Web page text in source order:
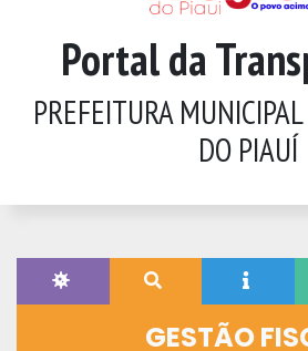
Portal da
PREFEITURA
DO PIAUÍ
GESTÃO